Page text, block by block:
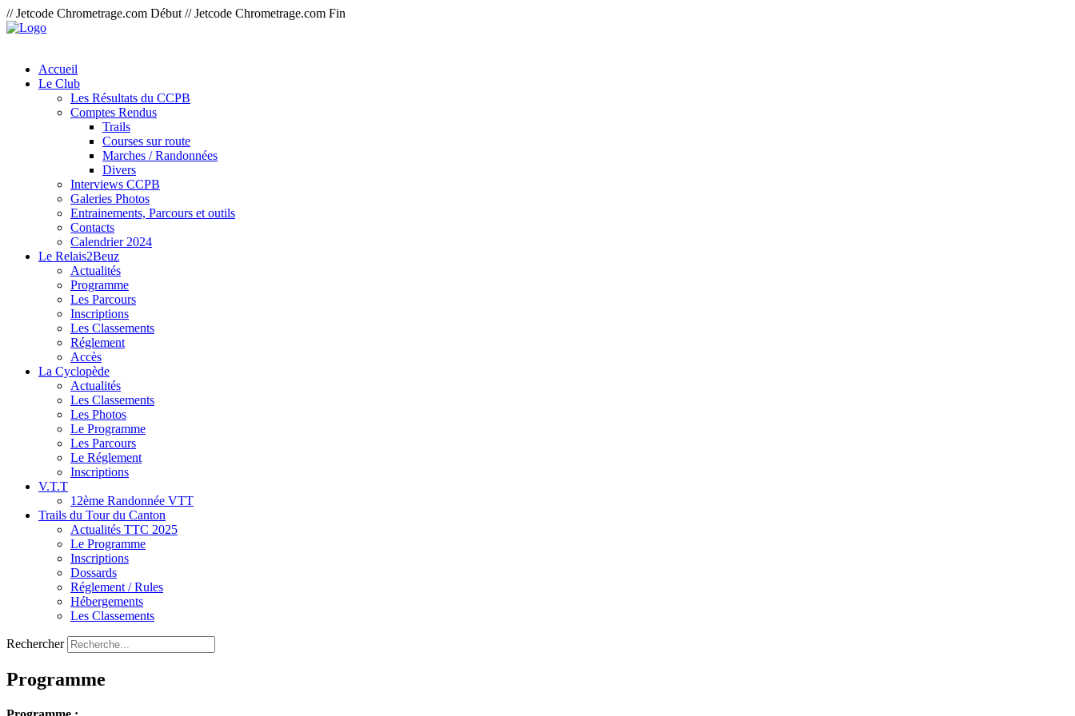
// Jetcode Chrometrage.com Début // Jetcode Chrometrage.com Fin
Accueil
Le Club
Les Résultats du CCPB
Comptes Rendus
Trails
Courses sur route
Marches / Randonnées
Divers
Interviews CCPB
Galeries Photos
Entrainements, Parcours et outils
Contacts
Calendrier 2024
Le Relais2Beuz
Actualités
Programme
Les Parcours
Inscriptions
Les Classements
Réglement
Accès
La Cyclopède
Actualités
Les Classements
Les Photos
Le Programme
Les Parcours
Le Réglement
Inscriptions
V.T.T
12ème Randonnée VTT
Trails du Tour du Canton
Actualités TTC 2025
Le Programme
Inscriptions
Dossards
Réglement / Rules
Hébergements
Les Classements
Rechercher
Programme